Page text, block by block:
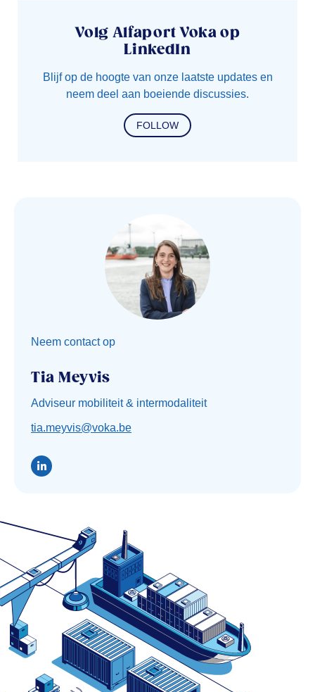
Volg Alfaport Voka op
LinkedIn
Blijf op de hoogte van onze laatste updates en
neem deel aan boeiende discussies.
FOLLOW
Neem contact op
Tia Meyvis
Adviseur mobiliteit & intermodaliteit
tia.meyvis@voka.be